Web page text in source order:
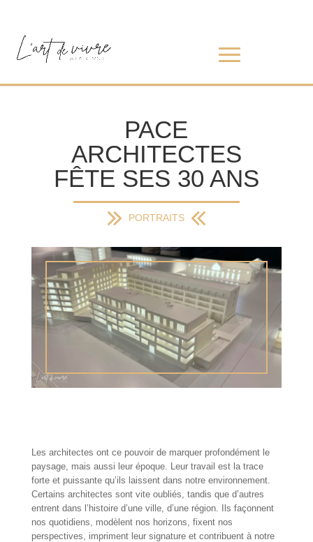
PACE
ARCHITECTES
FÊTE SES 30 ANS
PORTRAITS
Les architectes ont ce pouvoir de marquer profondément le
paysage, mais aussi leur époque. Leur travail est la trace
forte et puissante qu’ils laissent dans notre environnement.
Certains architectes sont vite oubliés, tandis que d’autres
entrent dans l’histoire d’une ville, d’une région. Ils façonnent
nos quotidiens, modèlent nos horizons, fixent nos
perspectives, impriment leur signature et contribuent à notre